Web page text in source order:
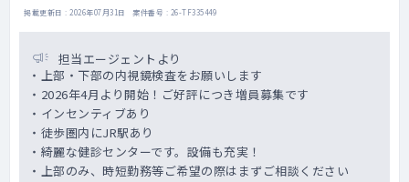
掲載更新日 : 2026年07月31日 案件番号 : 26-TF335449
担当エージェントより
・上部・下部の内視鏡検査をお願いします
・2026年4月より開始！ご好評につき増員募集です
・インセンティブあり
・徒歩圏内にJR駅あり
・綺麗な健診センターです。設備も充実！
・上部のみ、時短勤務等ご希望の際はまずご相談ください